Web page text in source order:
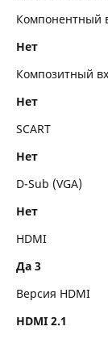
Компонентный
Нет
Композитный
Нет
SCART
Нет
D-Sub (VGA)
Нет
HDMI
Да 3
Версия HDMI
HDMI 2.1